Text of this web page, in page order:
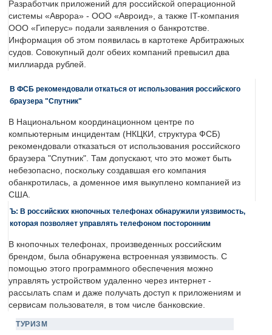
Разработчик приложений для российской операционной
системы «Аврора» - ООО «Авроид», а также IT-компания
ООО «Гиперус» подали заявления о банкротстве.
Информация об этом появилась в картотеке Арбитражных
судов. Совокупный долг обеих компаний превысил два
миллиарда рублей.
В ФСБ рекомендовали откаться от использования российского
браузера "Спутник"
В Национальном координационном центре по
компьютерным инцидентам (НКЦКИ, структура ФСБ)
рекомендовали отказаться от использования российского
браузера "Спутник". Там допускают, что это может быть
небезопасно, поскольку создавшая его компания
обанкротилась, а доменное имя выкуплено компанией из
США.
Ъ: В российских кнопочных телефонах обнаружили уязвимость,
которая позволяет управлять телефоном посторонним
В кнопочных телефонах, произведенных российским
брендом, была обнаружена встроенная уязвимость. С
помощью этого программного обеспечения можно
управлять устройством удаленно через интернет -
рассылать спам и даже получать доступ к приложениям и
сервисам пользователя, в том числе банковские.
ТУРИЗМ